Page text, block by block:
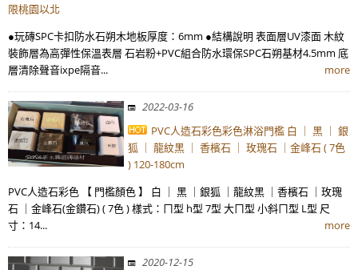
限桃園以北
●玩磚SPC卡扣防水石朔木地板厚度：6mm ●結構說明 表面層UV漆面 木紋
裝飾層為高彈性保溫表層 石岩粉+PVC組合防水環保SPC石朔基材4.5mm 底
層清除聲音ixpe隔音...
more
2022-03-16
PVC人造石彩色彩色淋浴門檻 白 ｜ 黑 ｜ 銀
狐 ｜ 龍紋黑 ｜ 香檳石 ｜ 玫瑰石 ｜金峰石 ( 7色
) 120-180cm
PVC人造石彩色 【 門檻顏色 】 白 ｜ 黑 ｜銀狐 ｜龍紋黑 ｜香檳石 ｜玫瑰
石 ｜金峰石(金鑽石) ( 7色 ) 樣式：ㄇ型 h型 7型 大ㄇ型 小斜ㄇ型 L型 尺
寸：14...
more
2020-12-15